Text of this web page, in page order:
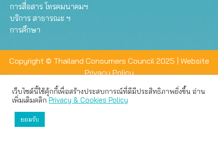
การสื่อสาร โทรคมนาคมฯ
บริการ สาธารณะ ฯ
การศึกษา
Copyright © Thailand Consumers Council 2025 | Website
Privacy Policy
เว็บไซต์นี้ใช้คุ้กกี้เพื่อสร้างประสบการณ์ที่ดีมีประสิทธิภาพยิ่งขึ้น อ่าน
เพิ่มเติมคลิกPrivacy & Cookies Policy
ยอมรับ
เว็บไซต์นี้ใช้คุกกี้เพื่อมอบประสบการณ์การใช้งานที่ดีให้แก่ท่าน คุณ
สามารถเลือกตั้งค่าความเป็นส่วนตัวได้
ยอมรับทั้งหมด